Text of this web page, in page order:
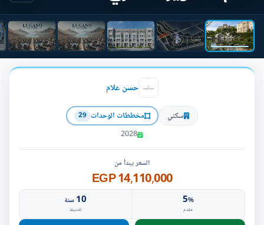
حسن علام
سكني مخططات الوحدات 29
2028
السعر يبدأ من
14,110,000 EGP
5%
مقدم
10 سنة
تقسيط